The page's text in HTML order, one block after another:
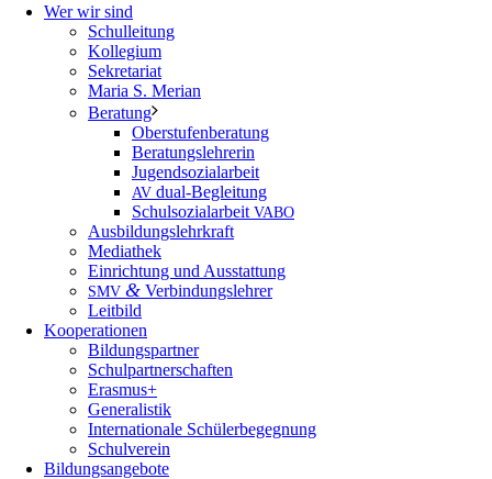
Wer wir sind
Schulleitung
Kollegium
Sekretariat
Maria S. Merian
Beratung
Oberstufenberatung
Beratungslehrerin
Jugendsozialarbeit
AV dual-Begleitung
Schulsozialarbeit VABO
Ausbildungslehrkraft
Mediathek
Einrichtung und Ausstattung
SMV & Verbindungslehrer
Leitbild
Kooperationen
Bildungspartner
Schulpartnerschaften
Erasmus+
Generalistik
Internationale Schülerbegegnung
Schulverein
Bildungsangebote